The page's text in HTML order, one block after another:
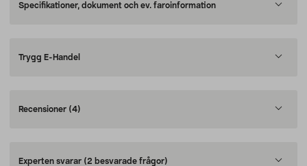
Specifikationer, dokument och ev. faroinformation
Trygg E-Handel
Recensioner (4)
Experten svarar (2 besvarade frågor)